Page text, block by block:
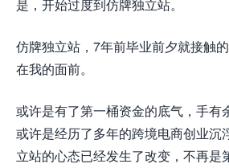
是，开始过度到仿牌独立站。
仿牌独立站，7年前毕业前夕就接触
在我的面前。
或许是有了第一桶资金的底气，手有
或许是经历了多年的跨境电商创业沉
立站的心态已经发生了改变，不再是